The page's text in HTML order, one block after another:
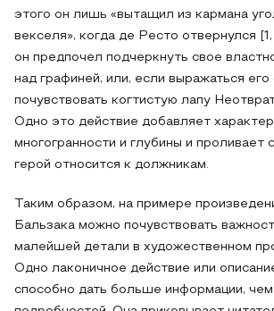
этого он лишь «вытащил из кармана
векселя», когда де Ресто отвернулся
он предпочел подчеркнуть свое
над графиней, или, если выражаться его
почувствовать когтистую лапу
Одно это действие добавляет
многогранности и глубины и проливает
герой относится к должникам.
Таким образом, на примере
Бальзака можно почувствовать
малейшей детали в художественном
Одно лаконичное действие или
способно дать больше информации,